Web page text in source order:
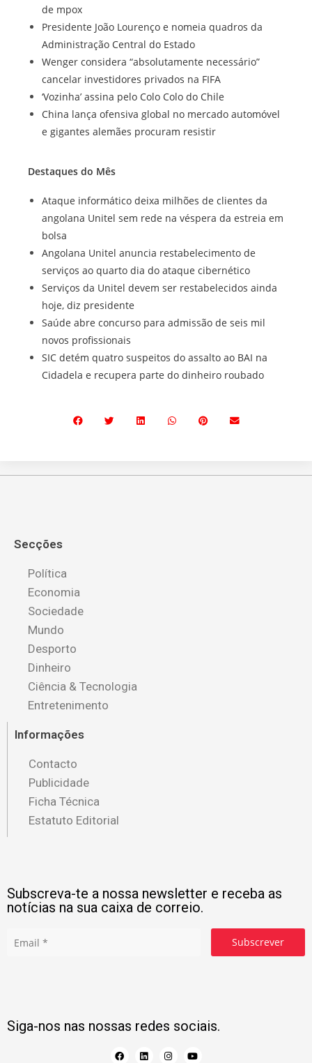
de mpox
Presidente João Lourenço e nomeia quadros da
Administração Central do Estado
Wenger considera “absolutamente necessário”
cancelar investidores privados na FIFA
‘Vozinha’ assina pelo Colo Colo do Chile
China lança ofensiva global no mercado automóvel
e gigantes alemães procuram resistir
Destaques do Mês
Ataque informático deixa milhões de clientes da
angolana Unitel sem rede na véspera da estreia em
bolsa
Angolana Unitel anuncia restabelecimento de
serviços ao quarto dia do ataque cibernético
Serviços da Unitel devem ser restabelecidos ainda
hoje, diz presidente
Saúde abre concurso para admissão de seis mil
novos profissionais
SIC detém quatro suspeitos do assalto ao BAI na
Cidadela e recupera parte do dinheiro roubado
Secções
Política
Economia
Sociedade
Mundo
Desporto
Dinheiro
Ciência & Tecnologia
Entretenimento
Informações
Contacto
Publicidade
Ficha Técnica
Estatuto Editorial
Subscreva-te a nossa newsletter e receba as
notícias na sua caixa de correio.
Subscrever
Siga-nos nas nossas redes sociais.